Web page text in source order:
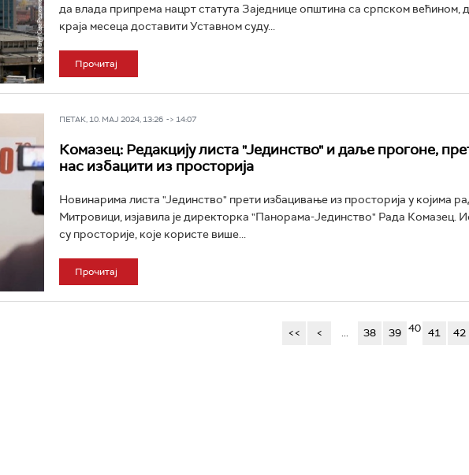
да влада припрема нацрт статута Заједнице општина са српском већином,
краја месеца доставити Уставном суду...
Прочитај
ПЕТАК, 10. МАЈ 2024, 13:26 -> 14:07
Комазец: Редакцију листа "Јединство" и даље прогоне,
нас избацити из просторија
Новинарима листа "Јединство" прети избацивање из просторија у којима
Митровици, изјавила је директорка "Панорама-Јединство" Рада Комазец.
су просторије, које користе више...
Прочитај
<< < ... 38 39 40 41 42